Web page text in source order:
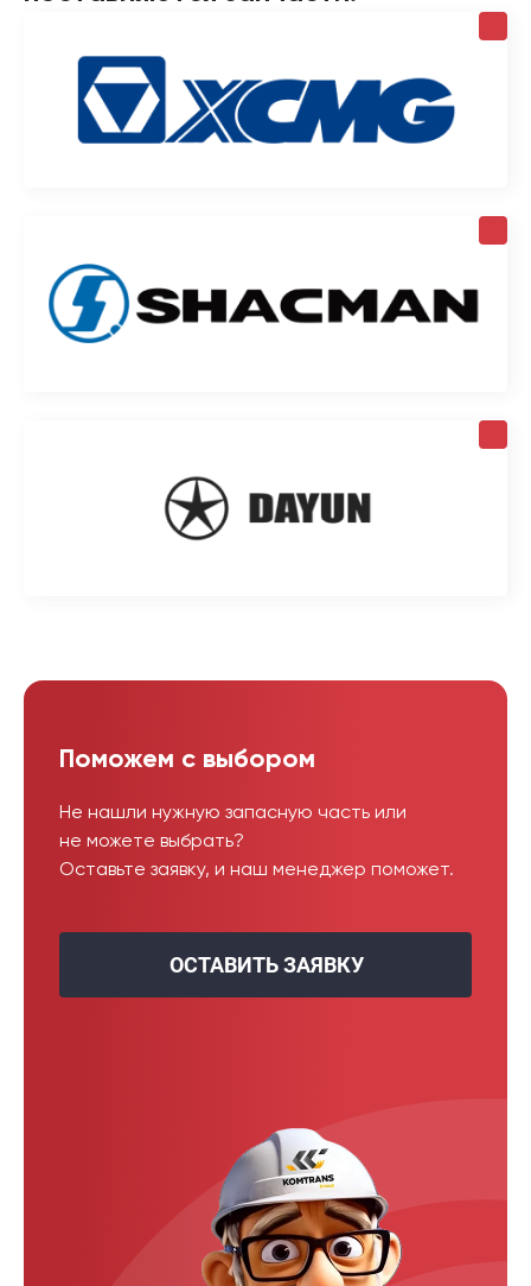
Поможем с выбором
Не нашли нужную запасную часть или
не можете выбрать?
Оставьте заявку, и наш менеджер поможет.
ОСТАВИТЬ ЗАЯВКУ